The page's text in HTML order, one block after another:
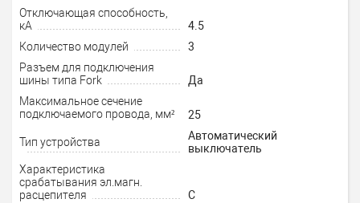
Отключающая способность,
кА
4.5
Количество модулей
3
Разъем для подключения
шины типа Fork
Да
Максимальное сечение
подключаемого провода, мм²
25
Тип устройства
Автоматический
выключатель
Характеристика
срабатывания эл.магн.
расцепителя
C